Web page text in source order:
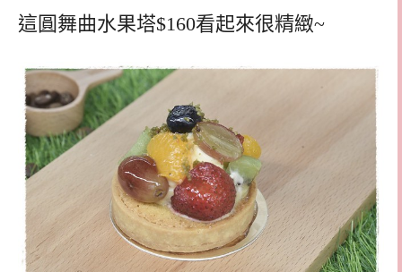
這圓舞曲水果塔$160看起來很精緻~